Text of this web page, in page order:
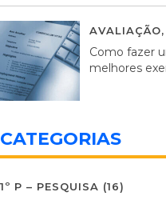
AVALIAÇÃO,
Como fazer
melhores
CATEGORIAS
1º P – PESQUISA (16)